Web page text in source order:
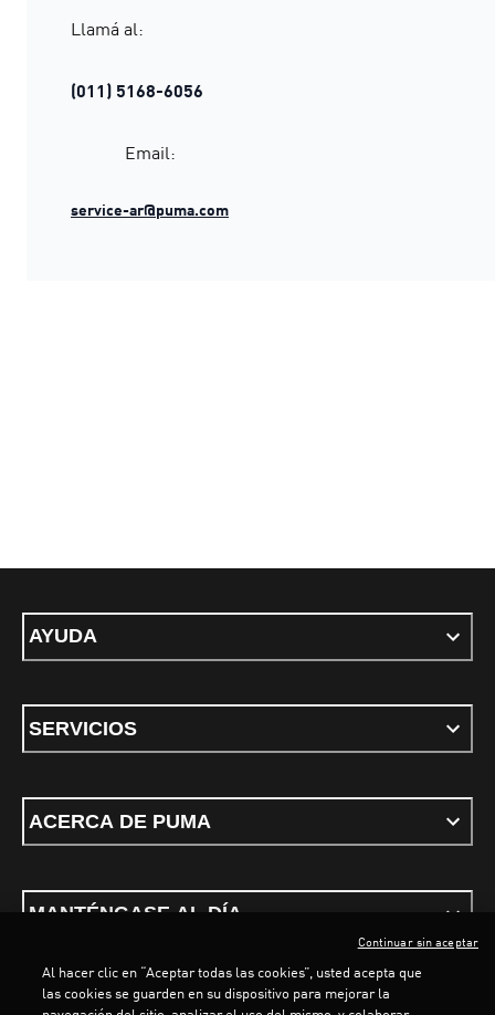
Llamá al:
(011) 5168-6056
Email:
service-ar@puma.com
AYUDA
SERVICIOS
ACERCA DE PUMA
MANTÉNGASE AL DÍA
Al hacer clic en “Aceptar todas las cookies”, usted acepta que
las cookies se guarden en su dispositivo para mejorar la
Continuar sin aceptar